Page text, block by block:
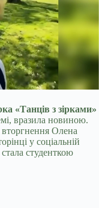
«Танців з зірками»
вразила новиною.
вторгнення Олена
у соціальній
студенткою